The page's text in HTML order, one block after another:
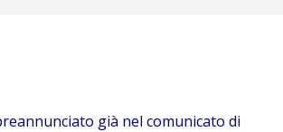
già nel comunicato di